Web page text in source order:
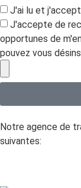
J'ai lu et
J'accepte de
opportunes de
pouvez vous
Notre agence de
suivantes: